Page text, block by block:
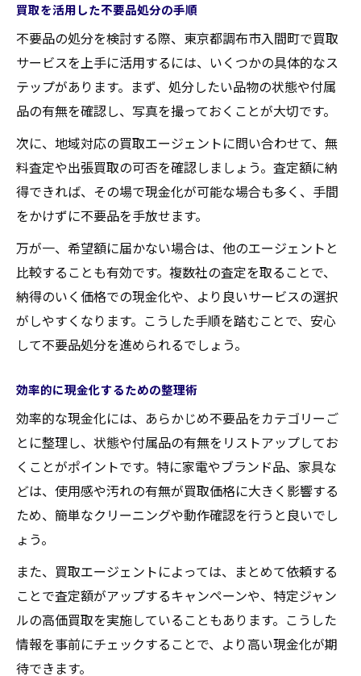
買取を活用した不要品処分の手順
不要品の処分を検討する際、東京都調布市入間町で買取
サービスを上手に活用するには、いくつかの具体的なス
テップがあります。まず、処分したい品物の状態や付属
品の有無を確認し、写真を撮っておくことが大切です。
次に、地域対応の買取エージェントに問い合わせて、無
料査定や出張買取の可否を確認しましょう。査定額に納
得できれば、その場で現金化が可能な場合も多く、手間
をかけずに不要品を手放せます。
万が一、希望額に届かない場合は、他のエージェントと
比較することも有効です。複数社の査定を取ることで、
納得のいく価格での現金化や、より良いサービスの選択
がしやすくなります。こうした手順を踏むことで、安心
して不要品処分を進められるでしょう。
効率的に現金化するための整理術
効率的な現金化には、あらかじめ不要品をカテゴリーご
とに整理し、状態や付属品の有無をリストアップしてお
くことがポイントです。特に家電やブランド品、家具な
どは、使用感や汚れの有無が買取価格に大きく影響する
ため、簡単なクリーニングや動作確認を行うと良いでし
ょう。
また、買取エージェントによっては、まとめて依頼する
ことで査定額がアップするキャンペーンや、特定ジャン
ルの高価買取を実施していることもあります。こうした
情報を事前にチェックすることで、より高い現金化が期
待できます。